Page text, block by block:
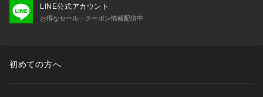
LINE公式アカウント
お得なセール・クーポン情報配信中
初めての方へ